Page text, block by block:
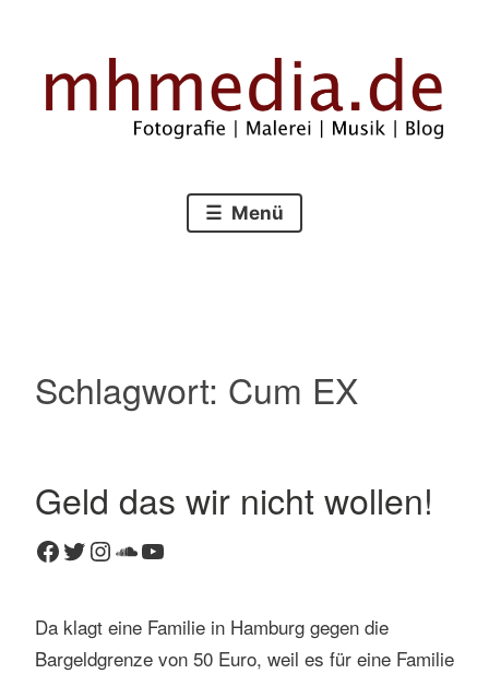
springen
mhmedia.de
Menü
Schlagwort: Cum EX
Geld das wir nicht wollen!
Facebook
Twitter
Instagram
SoundCloud
YouTube
Da klagt eine Familie in Hamburg gegen die
Bargeldgrenze von 50 Euro, weil es für eine Familie
4
m